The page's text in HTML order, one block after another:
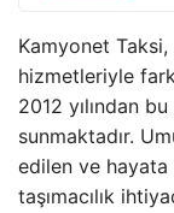
Kamyonet Taksi,
hizmetleriyle
2012 yılından
sunmaktadır.
edilen ve hayata
taşımacılık